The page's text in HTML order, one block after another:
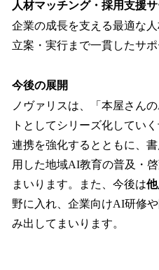
人材マッチング・採用支援
企業の成長を支える最適な
立案・実行まで一貫したサ
今後の展開
ノヴァリスは、「本屋さん
トとしてシリーズ化してい
連携を強化するとともに、
用した地域AI教育の普及・
まいります。また、今後は
野に入れ、企業向けAI研修
み出してまいります。